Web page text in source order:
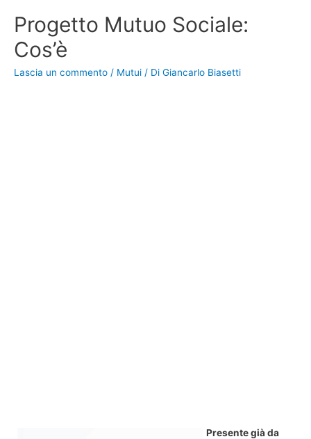
Progetto Mutuo Sociale:
Cos’è
Lascia un commento / Mutui / Di Giancarlo Biasetti
Presente già da